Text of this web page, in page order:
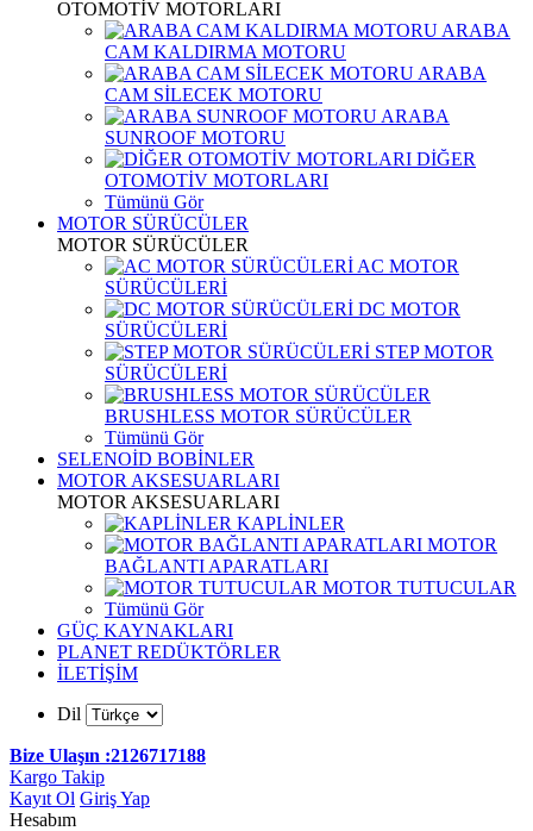
OTOMOTİV MOTORLARI
ARABA
CAM KALDIRMA MOTORU
ARABA
CAM SİLECEK MOTORU
ARABA
SUNROOF MOTORU
DİĞER
OTOMOTİV MOTORLARI
Tümünü Gör
MOTOR SÜRÜCÜLER
MOTOR SÜRÜCÜLER
AC MOTOR
SÜRÜCÜLERİ
DC MOTOR
SÜRÜCÜLERİ
STEP MOTOR
SÜRÜCÜLERİ
BRUSHLESS MOTOR SÜRÜCÜLER
Tümünü Gör
SELENOİD BOBİNLER
MOTOR AKSESUARLARI
MOTOR AKSESUARLARI
KAPLİNLER
MOTOR
BAĞLANTI APARATLARI
MOTOR TUTUCULAR
Tümünü Gör
GÜÇ KAYNAKLARI
PLANET REDÜKTÖRLER
İLETİŞİM
Dil
Bize Ulaşın :2126717188
Kargo Takip
Kayıt Ol Giriş Yap
Hesabım